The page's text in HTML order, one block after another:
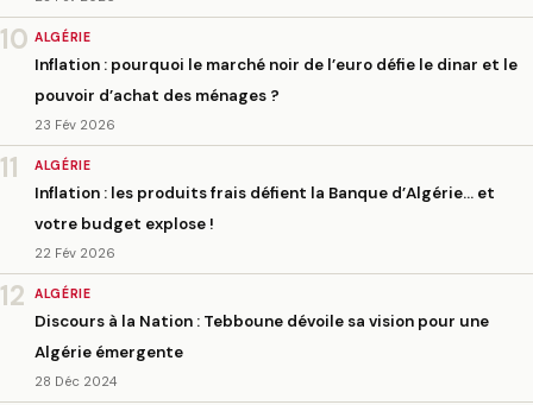
10 ALGÉRIE
Inflation : pourquoi le marché noir de l’euro défie le dinar et le
pouvoir d’achat des ménages ?
23 Fév 2026
11 ALGÉRIE
Inflation : les produits frais défient la Banque d’Algérie… et
votre budget explose !
22 Fév 2026
12 ALGÉRIE
Discours à la Nation : Tebboune dévoile sa vision pour une
Algérie émergente
28 Déc 2024